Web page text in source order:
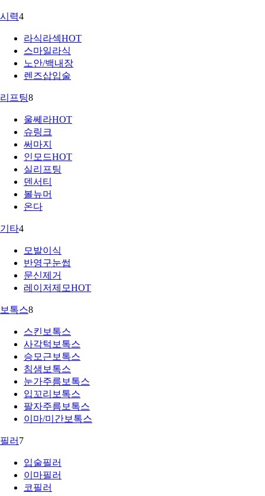
시력4
라식라섹HOT
스마일라식
노안/백내장
렌즈삽입술
리프팅8
울쎄라HOT
슈링크
써마지
인모드HOT
실리프팅
덴서티
볼뉴머
온다
기타4
모발이식
반영구눈썹
문신제거
레이저제모HOT
보톡스8
스킨보톡스
사각턱보톡스
승모근보톡스
침샘보톡스
눈가주름보톡스
입꼬리보톡스
팔자주름보톡스
이마/미간보톡스
필러 7
입술필러
이마필러
코필러